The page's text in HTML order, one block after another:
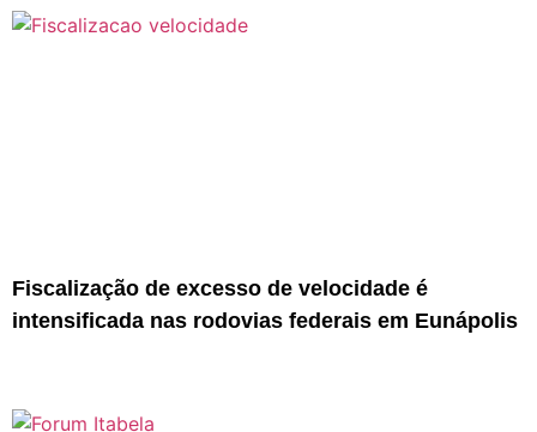
Fiscalização de excesso de velocidade é
intensificada nas rodovias federais em Eunápolis